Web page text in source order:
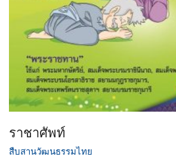
ราชาศัพท์
สืบสานวัฒนธรรมไทย